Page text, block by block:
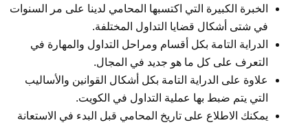
الخبرة الكبيرة التي اكتسبها المحامي لدينا على مر السنوات
في شتى أشكال قضايا التداول المختلفة.
الدراية التامة بكل أقسام ومراحل التداول والمهارة في
التعرف على كل ما هو جديد في المجال.
علاوة على الدراية التامة بكل أشكال القوانين والأساليب
التي يتم ضبط بها عملية التداول في الكويت.
يمكنك الاطلاع على تاريخ المحامي قبل البدء في الاستعانة